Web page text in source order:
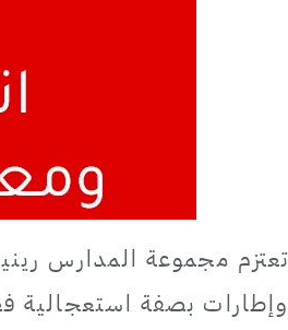
تعتزم مجموعة المدارس
وإطارات بصفة استعجالية